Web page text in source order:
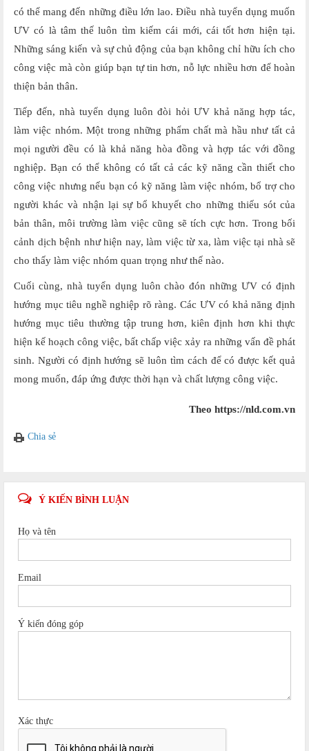
có thể mang đến những điều lớn lao. Điều nhà tuyển dụng muốn
ƯV có là tâm thế luôn tìm kiếm cái mới, cái tốt hơn hiện tại.
Những sáng kiến và sự chủ động của bạn không chỉ hữu ích cho
công việc mà còn giúp bạn tự tin hơn, nỗ lực nhiều hơn để hoàn
thiện bản thân.
Tiếp đến, nhà tuyển dụng luôn đòi hỏi ƯV khả năng hợp tác,
làm việc nhóm. Một trong những phẩm chất mà hầu như tất cả
mọi người đều có là khả năng hòa đồng và hợp tác với đồng
nghiệp. Bạn có thể không có tất cả các kỹ năng cần thiết cho
công việc nhưng nếu bạn có kỹ năng làm việc nhóm, bổ trợ cho
người khác và nhận lại sự bổ khuyết cho những thiếu sót của
bản thân, môi trường làm việc cũng sẽ tích cực hơn. Trong bối
cảnh dịch bệnh như hiện nay, làm việc từ xa, làm việc tại nhà sẽ
cho thấy làm việc nhóm quan trọng như thế nào.
Cuối cùng, nhà tuyển dụng luôn chào đón những ƯV có định
hướng mục tiêu nghề nghiệp rõ ràng. Các ƯV có khả năng định
hướng mục tiêu thường tập trung hơn, kiên định hơn khi thực
hiện kế hoạch công việc, bất chấp việc xảy ra những vấn đề phát
sinh. Người có định hướng sẽ luôn tìm cách để có được kết quả
mong muốn, đáp ứng được thời hạn và chất lượng công việc.
Theo https://nld.com.vn
Chia sẻ
Ý KIẾN BÌNH LUẬN
Họ và tên
Email
Ý kiến đóng góp
Xác thực